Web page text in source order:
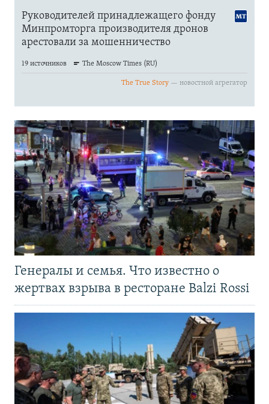
Генералы и семья. Что известно о
жертвах взрыва в ресторане Balzi Rossi